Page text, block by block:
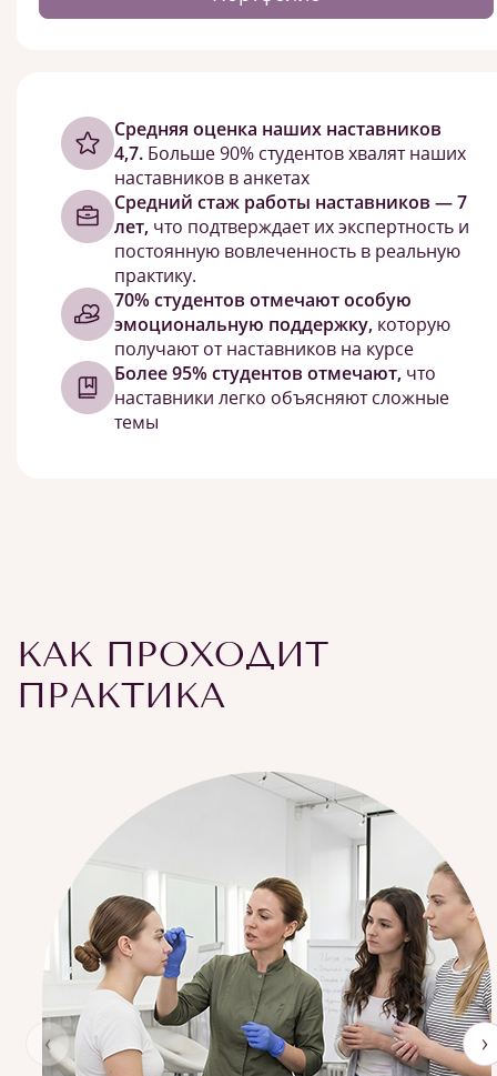
Cредняя оценка наших наставников
4,7. Больше 90% студентов хвалят наших
наставников в анкетах
Средний стаж работы наставников — 7
лет, что подтверждает их экспертность и
постоянную вовлеченность в реальную
практику.
70% студентов отмечают особую
эмоциональную поддержку, которую
получают от наставников на курсе
Более 95% студентов отмечают, что
наставники легко объясняют сложные
темы
КАК ПРОХОДИТ
ПРАКТИКА
‹ ›